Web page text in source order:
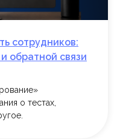
сотрудников:
обратной связи
о тестах,